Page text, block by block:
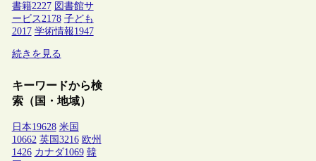
書籍2227 図書館サ
ービス2178 子ども
2017 学術情報1947
続きを見る
キーワードから検
索（国・地域）
日本19628 米国
10662 英国 3216 欧州
1426 カナダ1069 韓